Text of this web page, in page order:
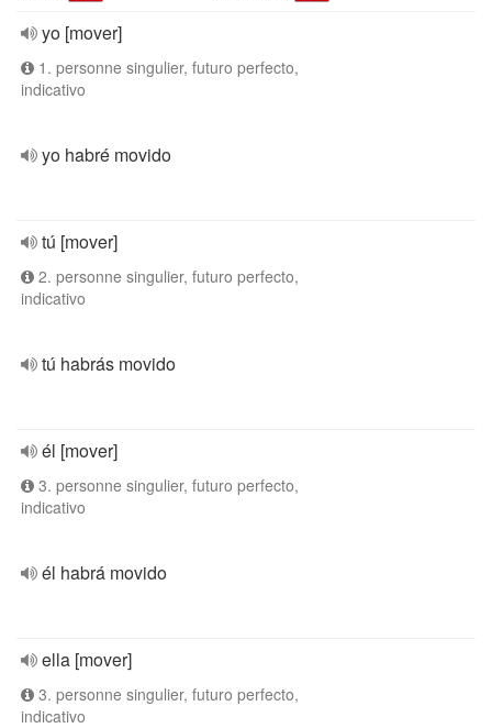
yo [mover]
1. personne singulier, futuro perfecto,
indicativo
yo habré movido
tú [mover]
2. personne singulier, futuro perfecto,
indicativo
tú habrás movido
él [mover]
3. personne singulier, futuro perfecto,
indicativo
él habrá movido
ella [mover]
3. personne singulier, futuro perfecto,
indicativo